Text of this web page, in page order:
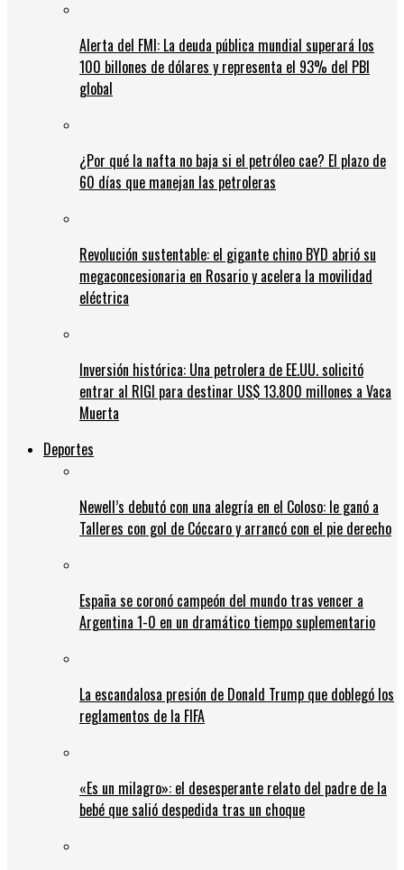
Alerta del FMI: La deuda pública mundial superará los
100 billones de dólares y representa el 93% del PBI
global
¿Por qué la nafta no baja si el petróleo cae? El plazo de
60 días que manejan las petroleras
Revolución sustentable: el gigante chino BYD abrió su
megaconcesionaria en Rosario y acelera la movilidad
eléctrica
Inversión histórica: Una petrolera de EE.UU. solicitó
entrar al RIGI para destinar US$ 13.800 millones a Vaca
Muerta
Deportes
Newell’s debutó con una alegría en el Coloso: le ganó a
Talleres con gol de Cóccaro y arrancó con el pie derecho
España se coronó campeón del mundo tras vencer a
Argentina 1-0 en un dramático tiempo suplementario
La escandalosa presión de Donald Trump que doblegó los
reglamentos de la FIFA
«Es un milagro»: el desesperante relato del padre de la
bebé que salió despedida tras un choque